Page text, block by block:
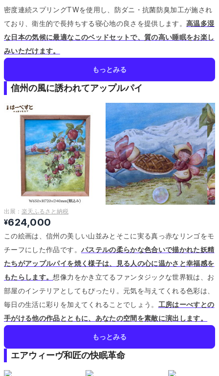
密度連続スプリングTWを使用し、防ダニ・抗菌防臭加工が施され
ており、衛生的で長持ちする寝心地の良さを提供します。高温多湿
な日本の気候に最適なこのベッドセットで、質の高い睡眠をお楽し
みいただけます。
もっとみる
信州の風に誘われてアップルパイ
出展： 楽天ふるさと納税
¥624,000
この絵画は、信州の美しい山並みとそこに実る真っ赤なリンゴをモ
チーフにした作品です。 パステルの柔らかな色合いで描かれた妖精
たちがアップルパイを焼く様子は、見る人の心に温かさと幸福感を
もたらします。想像力をかき立てるファンタジックな世界観は、お
部屋のインテリアとしてもぴったり。 元気を与えてくれる色彩は、
毎日の生活に彩りを加えてくれることでしょう。 工房はーべすとの
手がける他の作品とともに、あなたの空間を素敵に演出します。
もっとみる
エアウィーヴ和匠の快眠革命